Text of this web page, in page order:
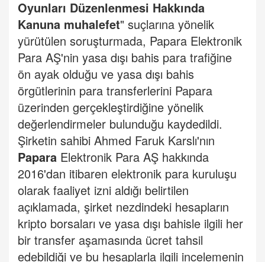
Oyunları Düzenlenmesi Hakkında
Kanuna muhalefet" suçlarına yönelik
yürütülen soruşturmada, Papara Elektronik
Para AŞ'nin yasa dışı bahis para trafiğine
ön ayak olduğu ve yasa dışı bahis
örgütlerinin para transferlerini Papara
üzerinden gerçekleştirdiğine yönelik
değerlendirmeler bulunduğu kaydedildi.
Şirketin sahibi Ahmed Faruk Karslı'nın
Papara Elektronik Para AŞ hakkında
2016'dan itibaren elektronik para kuruluşu
olarak faaliyet izni aldığı belirtilen
açıklamada, şirket nezdindeki hesapların
kripto borsaları ve yasa dışı bahisle ilgili her
bir transfer aşamasında ücret tahsil
edebildiği ve bu hesaplarla ilgili incelemenin